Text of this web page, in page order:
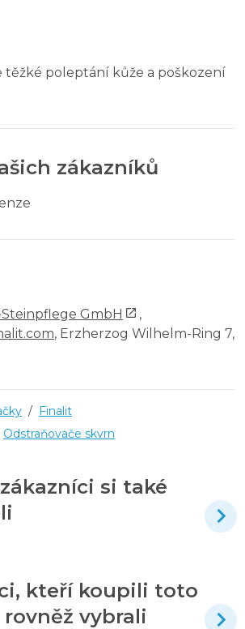
těžké poleptání kůže a poškození
zákazníků
GmbH
,
, Erzherzog Wilhelm-Ring 7,
/ Finalit
Odstraňovače skvrn
si také
kteří koupili toto
rovněž vybrali